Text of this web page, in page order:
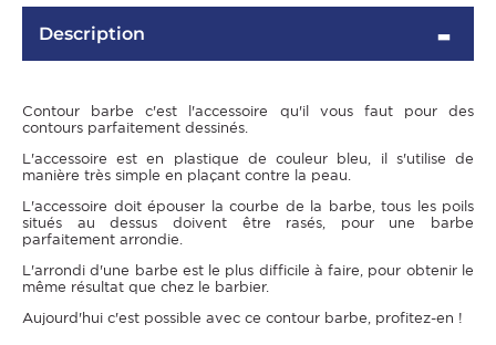
Description
Contour barbe c'est l'accessoire qu'il vous faut pour des
contours parfaitement dessinés.
L'accessoire est en plastique de couleur bleu, il s'utilise de
manière très simple en plaçant contre la peau.
L'accessoire doit épouser la courbe de la barbe, tous les poils
situés au dessus doivent être rasés, pour une barbe
parfaitement arrondie.
L'arrondi d'une barbe est le plus difficile à faire, pour obtenir le
même résultat que chez le barbier.
Aujourd'hui c'est possible avec ce contour barbe, profitez-en !